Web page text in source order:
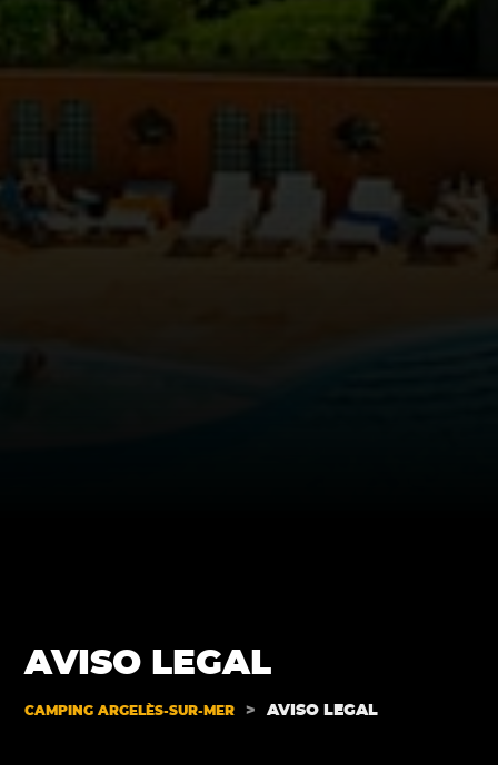
AVISO LEGAL
CAMPING ARGELÈS-SUR-MER > AVISO LEGAL